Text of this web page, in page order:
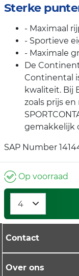
Sterke
- Maximaal
- Sportieve
- Maximale
De
Continental
kwaliteit. Bij
zoals prijs
gemakkelijk
SAP Number
Op voorraad
Contact
Over ons